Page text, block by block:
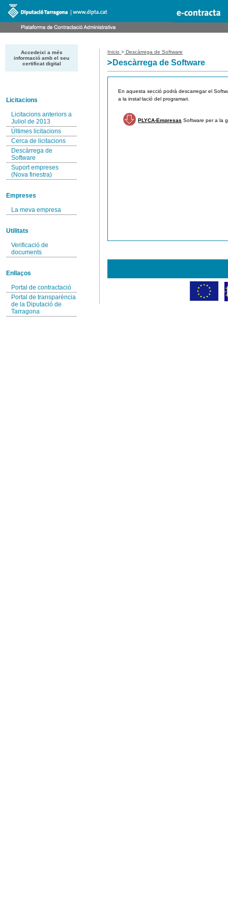
Accedeixi a més
informació amb el seu
certificat digital
Licitacions
Licitacions anteriors a
Juliol de 2013
Últimes licitacions
Cerca de licitacions
Descàrrega de
Software
Suport empreses
(Nova finestra)
Empreses
La meva empresa
Utilitats
Verificació de
documents
Enllaços
Portal de contractació
Portal de transparència
de la Diputació de
Tarragona
Inicio> Descàrrega de Software
Descàrrega de Software
En aquesta secció podrà descarregar el
a la instal·lació del programari.
PLYCA-Empresas Software per a la